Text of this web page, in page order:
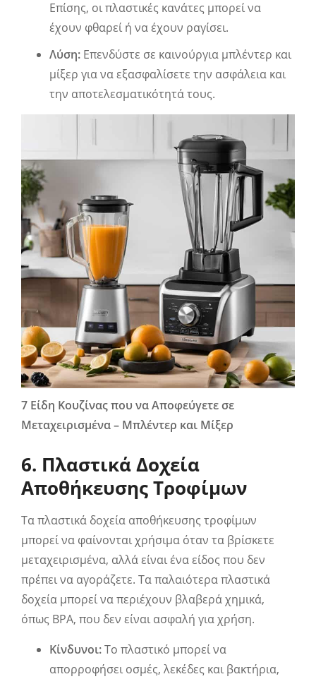
Επίσης, οι πλαστικές κανάτες μπορεί να
έχουν φθαρεί ή να έχουν ραγίσει.
Λύση: Επενδύστε σε καινούργια μπλέντερ και
μίξερ για να εξασφαλίσετε την ασφάλεια και
την αποτελεσματικότητά τους.
7 Είδη Κουζίνας που να Αποφεύγετε σε
Μεταχειρισμένα – Μπλέντερ και Μίξερ
6. Πλαστικά Δοχεία
Αποθήκευσης Τροφίμων
Τα πλαστικά δοχεία αποθήκευσης τροφίμων
μπορεί να φαίνονται χρήσιμα όταν τα βρίσκετε
μεταχειρισμένα, αλλά είναι ένα είδος που δεν
πρέπει να αγοράζετε. Τα παλαιότερα πλαστικά
δοχεία μπορεί να περιέχουν βλαβερά χημικά,
όπως BPA, που δεν είναι ασφαλή για χρήση.
Κίνδυνοι:Το πλαστικό μπορεί να
απορροφήσει οσμές, λεκέδες και βακτήρια,